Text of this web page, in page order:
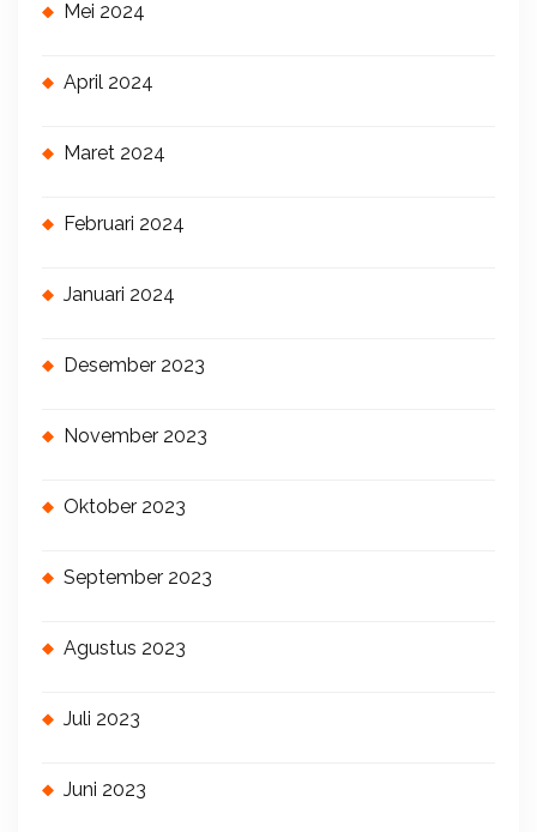
Mei 2024
April 2024
Maret 2024
Februari 2024
Januari 2024
Desember 2023
November 2023
Oktober 2023
September 2023
Agustus 2023
Juli 2023
Juni 2023